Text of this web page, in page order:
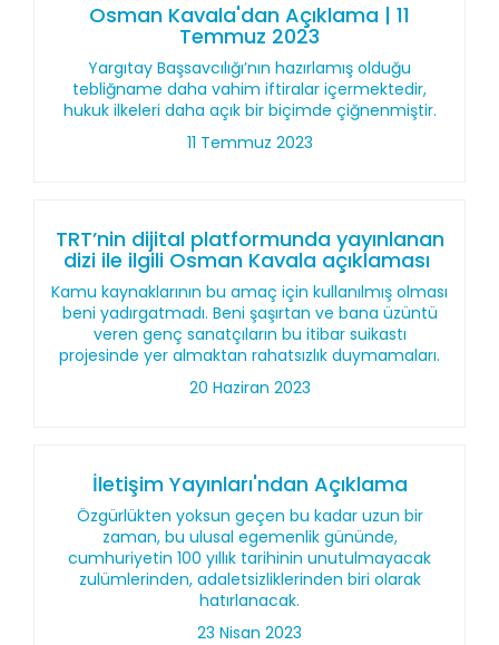
Osman Kavala'dan Açıklama | 11
Temmuz 2023
Yargıtay Başsavcılığı’nın hazırlamış olduğu
tebliğname daha vahim iftiralar içermektedir,
hukuk ilkeleri daha açık bir biçimde çiğnenmiştir.
11 Temmuz 2023
TRT’nin dijital platformunda yayınlanan
dizi ile ilgili Osman Kavala açıklaması
Kamu kaynaklarının bu amaç için kullanılmış olması
beni yadırgatmadı. Beni şaşırtan ve bana üzüntü
veren genç sanatçıların bu itibar suikastı
projesinde yer almaktan rahatsızlık duymamaları.
20 Haziran 2023
İletişim Yayınları'ndan Açıklama
Özgürlükten yoksun geçen bu kadar uzun bir
zaman, bu ulusal egemenlik gününde,
cumhuriyetin 100 yıllık tarihinin unutulmayacak
zulümlerinden, adaletsizliklerinden biri olarak
hatırlanacak.
23 Nisan 2023